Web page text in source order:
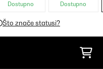
Dostupno Dostupno
Što znače statusi?